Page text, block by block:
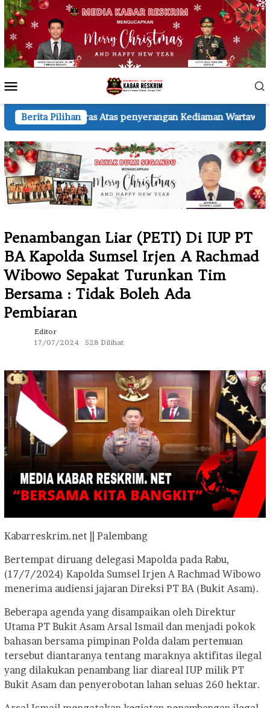
Loncat
ke
konten
Mobile
Berita Pilihan
penyerangan Kediaman Wartawan A.H. KSP di
Penambangan Liar (PETI) Di IUP PT
BA Kapolda Sumsel Irjen A Rachmad
Wibowo Sepakat Turunkan Tim
Bersama : Tidak Boleh Ada
Pembiaran
Editor
17/07/2024
528 Dilihat
Kabarreskrim.net || Palembang
Bertempat diruang delegasi Mapolda pada Rabu,
(17/7/2024) Kapolda Sumsel Irjen A Rachmad Wibowo
menerima audiensi jajaran Direksi PT BA (Bukit Asam).
Beberapa agenda yang disampaikan oleh Direktur
Utama PT Bukit Asam Arsal Ismail dan menjadi pokok
bahasan bersama pimpinan Polda dalam pertemuan
tersebut diantaranya tentang maraknya aktifitas ilegal
yang dilakukan penambang liar diareal IUP milik PT
Bukit Asam dan penyerobotan lahan seluas 260 hektar.